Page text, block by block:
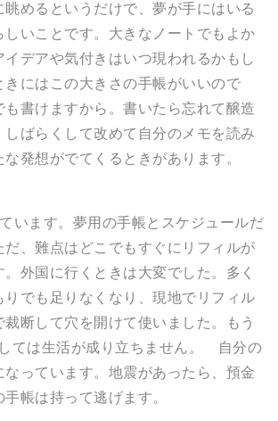
眺めるというだけで、夢が手にはいる
しいことです。大きなノートでもよか
イデアや気付きはいつ現われるかもし
きにはこの大きさの手帳がいいので
書けますから。書いたら忘れて醸造
ばらくして改めて自分のメモを読み
発想がでてくるときがあります。
います。夢用の手帳とスケジュールだ
だ、難点はどこでもすぐにリフィルが
外国に行くときは大変でした。多く
りでも足りなくなり、現地でリフィル
断して穴を開けて使いました。もう
ては生活が成り立ちません。 自分の
なっています。地震があったら、預金
帳は持って逃げます。